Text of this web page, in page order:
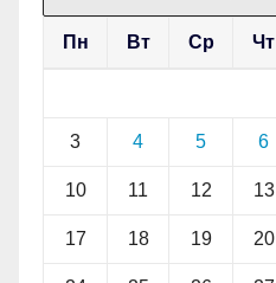
Пн Вт Ср Чт
3 4 5 6
10 11 12 13
17 18 19 20